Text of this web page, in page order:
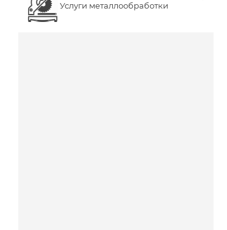
Услуги металлообработки